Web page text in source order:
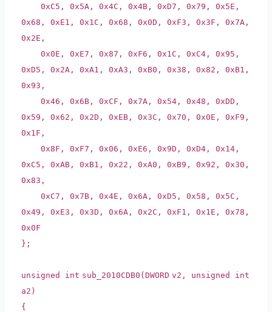
0xC5, 0x5A, 0x4C, 0x4B, 0xD7, 0x79, 0x5E,
0x68, 0xE1, 0x1C, 0x68, 0x0D, 0xF3, 0x3F, 0x7A,
0x2E,
0x0E, 0xE7, 0x87, 0xF6, 0x1C, 0xC4, 0x95,
0xD5, 0x2A, 0xA1, 0xA3, 0xB0, 0x38, 0x82, 0xB1,
0x93,
0x46, 0x6B, 0xCF, 0x7A, 0x54, 0x48, 0xDD,
0x59, 0x62, 0x2D, 0xEB, 0x3C, 0x70, 0x0E, 0xF9,
0x1F,
0x8F, 0xF7, 0x06, 0xE6, 0x9D, 0xD4, 0x14,
0xC5, 0xAB, 0xB1, 0x22, 0xA0, 0xB9, 0x92, 0x30,
0x83,
0xC7, 0x7B, 0x4E, 0x6A, 0xD5, 0x58, 0x5C,
0x49, 0xE3, 0x3D, 0x6A, 0x2C, 0xF1, 0x1E, 0x78,
0x0F
};
unsigned int sub_2010CDB0(DWORD v2, unsigned int
a2)
{